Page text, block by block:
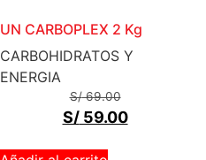
UN CARBOPLEX 2 Kg
CARBOHIDRATOS Y
ENERGIA
S/69.00
S/59.00